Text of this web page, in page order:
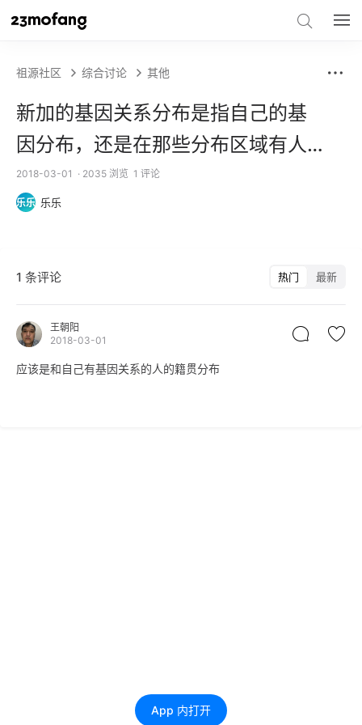
App 内打开
祖源社区 综合讨论 其他
新加的基因关系分布是指自己的基
因分布，还是在那些分布区域有人
和你自己基因有关系？
2018-03-01 · 2035 浏览 1 评论
乐乐 乐乐
1 条评论 热门 最新
王朝阳
2018-03-01
应该是和自己有基因关系的人的籍贯分布